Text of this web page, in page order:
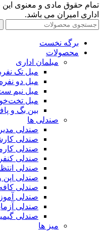
تمام حقوق مادی و معنوی
اداری امیران می باشد.
برگه نخست
محصولات
مبلمان اداری
مبل تک
مبل دو نفره
مبل نیم
مبل
بین بگ و
صندلی ها
صندلی
صندلی
صندلی
صندلی
صندلی
صندلی اپن و
صندلی
صندلی
صندلی
صندلی
میز ها